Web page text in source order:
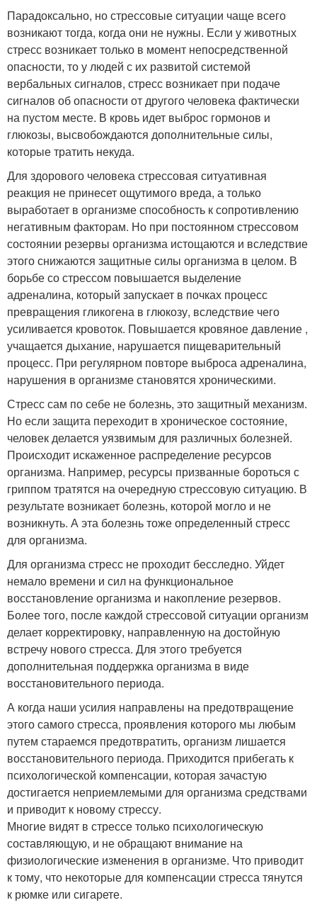
Парадоксально, но стрессовые ситуации чаще всего
возникают тогда, когда они не нужны. Если у животных
стресс возникает только в момент непосредственной
опасности, то у людей с их развитой системой
вербальных сигналов, стресс возникает при подаче
сигналов об опасности от другого человека фактически
на пустом месте. В кровь идет выброс гормонов и
глюкозы, высвобождаются дополнительные силы,
которые тратить некуда.
Для здорового человека стрессовая ситуативная
реакция не принесет ощутимого вреда, а только
выработает в организме способность к сопротивлению
негативным факторам. Но при постоянном стрессовом
состоянии резервы организма истощаются и вследствие
этого снижаются защитные силы организма в целом. В
борьбе со стрессом повышается выделение
адреналина, который запускает в почках процесс
превращения гликогена в глюкозу, вследствие чего
усиливается кровоток. Повышается кровяное давление ,
учащается дыхание, нарушается пищеварительный
процесс. При регулярном повторе выброса адреналина,
нарушения в организме становятся хроническими.
Стресс сам по себе не болезнь, это защитный механизм.
Но если защита переходит в хроническое состояние,
человек делается уязвимым для различных болезней.
Происходит искаженное распределение ресурсов
организма. Например, ресурсы призванные бороться с
гриппом тратятся на очередную стрессовую ситуацию. В
результате возникает болезнь, которой могло и не
возникнуть. А эта болезнь тоже определенный стресс
для организма.
Для организма стресс не проходит бесследно. Уйдет
немало времени и сил на функциональное
восстановление организма и накопление резервов.
Более того, после каждой стрессовой ситуации организм
делает корректировку, направленную на достойную
встречу нового стресса. Для этого требуется
дополнительная поддержка организма в виде
восстановительного периода.
А когда наши усилия направлены на предотвращение
этого самого стресса, проявления которого мы любым
путем стараемся предотвратить, организм лишается
восстановительного периода. Приходится прибегать к
психологической компенсации, которая зачастую
достигается неприемлемыми для организма средствами
и приводит к новому стрессу.
Многие видят в стрессе только психологическую
составляющую, и не обращают внимание на
физиологические изменения в организме. Что приводит
к тому, что некоторые для компенсации стресса тянутся
к рюмке или сигарете.